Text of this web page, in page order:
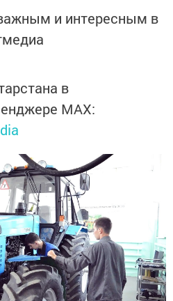
и интересным в
в
MАХ: